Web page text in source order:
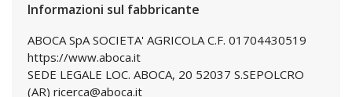
Informazioni sul fabbricante
ABOCA SpA SOCIETA' AGRICOLA C.F. 01704430519
https://www.aboca.it
SEDE LEGALE LOC. ABOCA, 20 52037 S.SEPOLCRO
(AR) ricerca@aboca.it